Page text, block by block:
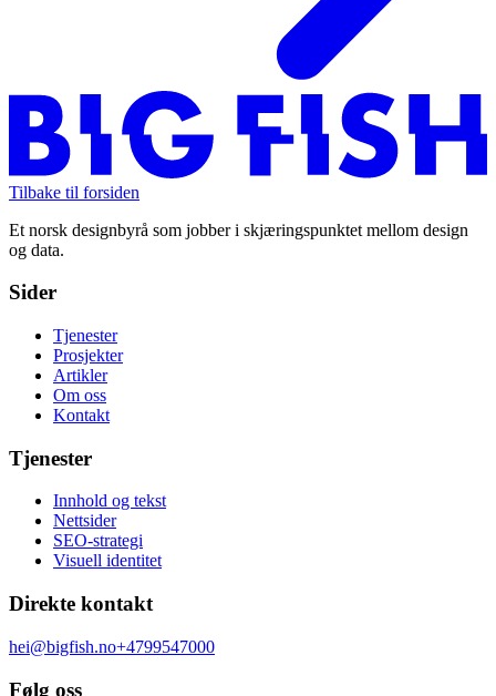
Tilbake til forsiden
Et norsk designbyrå som jobber i skjæringspunktet mellom design
og data.
Sider
Tjenester
Prosjekter
Artikler
Om oss
Kontakt
Tjenester
Innhold og tekst
Nettsider
SEO-strategi
Visuell identitet
Direkte kontakt
hei@bigfish.no+4799547000
Følg oss